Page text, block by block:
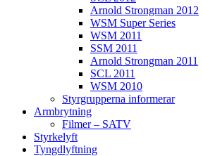
Arnold Strongman 2012
WSM Super Series
WSM 2011
SSM 2011
Arnold Strongman 2011
SCL 2011
WSM 2010
Styrgrupperna informerar
Armbrytning
Filmer – SATV
Styrkelyft
Tyngdlyftning